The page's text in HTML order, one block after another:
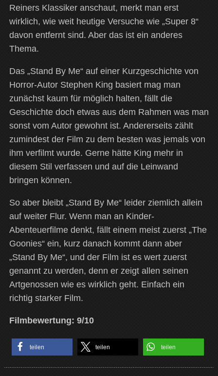
Reiners Klassiker anschaut, merkt man erst
wirklich, wie weit heutige Versuche wie „Super 8“
davon entfernt sind. Aber das ist ein anderes
Thema.
Das „Stand By Me“ auf einer Kurzgeschichte von
Horror-Autor Stephen King basiert mag man
zunächst kaum für möglich halten, fällt die
Geschichte doch etwas aus dem Rahmen was man
sonst vom Autor gewohnt ist. Andererseits zählt
zumindest der Film zu dem besten was jemals von
ihm verfilmt wurde. Gerne hätte King mehr in
diesem Stil verfassen und auf die Leinwand
bringen können.
So aber bleibt „Stand By Me“ leider ziemlich allein
auf weiter Flur. Wenn man an Kinder-
Abenteuerfilme denkt, fällt einem meist zuerst „The
Goonies“ ein, kurz danach kommt dann aber
„Stand By Me“, und der Film ist es wert zuerst
genannt zu werden, denn er zeigt allen seinen
Artgenossen wie es wirklich geht. Einfach ein
richtig starker Film.
Filmbewertung: 9/10
teilen teilen teilen